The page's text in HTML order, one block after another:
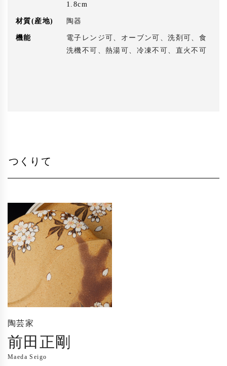
1.8cm
材質(産地) 陶器
機能
電子レンジ可、オーブン可、洗剤可、食
洗機不可、熱湯可、冷凍不可、直火不可
つくりて
陶芸家
前田正剛
Maeda Seigo